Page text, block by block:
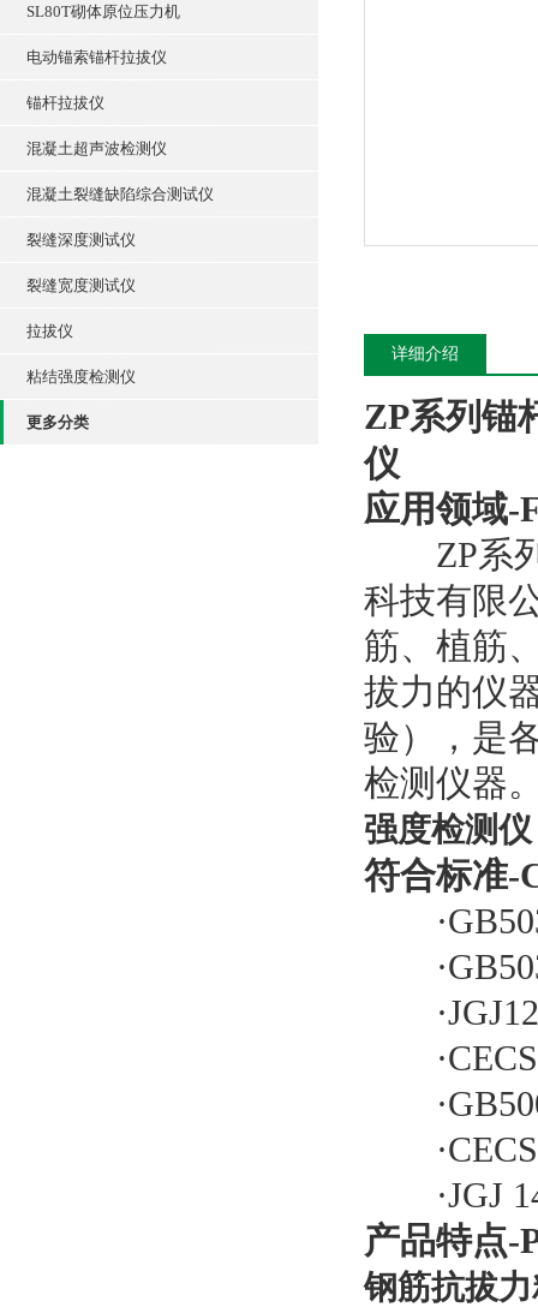
SL80T砌体原位压力机
电动锚索锚杆拉拔仪
锚杆拉拔仪
混凝土超声波检测仪
混凝土裂缝缺陷综合测试仪
裂缝深度测试仪
裂缝宽度测试仪
拉拔仪
粘结强度检测仪
更多分类
详细介绍
ZP系列锚
仪
应用领域-
ZP系列
科技有限
筋、植筋
拔力的仪
验），是
检测仪器
强度检测仪
符合标准-
·CECS
·JGJ
产品特点-
钢筋抗拔